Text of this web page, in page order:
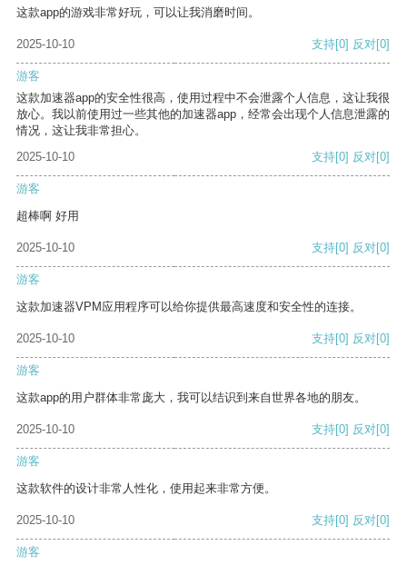
这款app的游戏非常好玩，可以让我消磨时间。
2025-10-10 支持[0] 反对[0]
游客
这款加速器app的安全性很高，使用过程中不会泄露个人信息，这让我很
放心。我以前使用过一些其他的加速器app，经常会出现个人信息泄露的
情况，这让我非常担心。
2025-10-10
支持[0] 反对[0]
游客
超棒啊 好用
2025-10-10 支持[0] 反对[0]
游客
这款加速器VPM应用程序可以给你提供最高速度和安全性的连接。
2025-10-10 支持[0] 反对[0]
游客
这款app的用户群体非常庞大，我可以结识到来自世界各地的朋友。
2025-10-10 支持[0] 反对[0]
游客
这款软件的设计非常人性化，使用起来非常方便。
2025-10-10 支持[0] 反对[0]
游客